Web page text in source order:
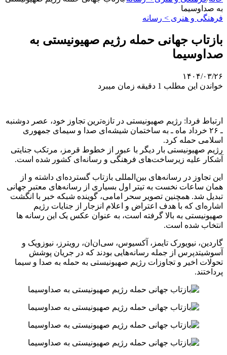
به صداوسیما
فرهنگی و هنری > رسانه
بازتاب جهانی حمله رژیم صهیونیستی به
صداوسیما
۱۴۰۴/۰۳/۲۶
خواندن این مطلب 1 دقیقه زمان میبرد
ارتباط فردا: رژیم صهیونیستی در تازه‌ترین تجاوز خود، عصر دوشنبه
ـ ۲۶ خرداد ماه ـ به ساختمان شیشه‌ای صدا و سیمای جمهوری
اسلامی حمله کرد.
رژیم صهیونیستی بار دیگر با عبور از خطوط قرمز، مرتکب جنایتی
آشکار علیه زیرساخت‌های فرهنگی و رسانه‌ای کشور شده است.
این تجاوز در رسانه‌های بین‌المللی بازتاب گسترده‌ای داشته و از
همان ساعات نخست به تیتر اول بسیاری از رسانه‌های معتبر جهانی
تبدیل شد. همچنین تصویر سحر امامی، گوینده شبکه خبر با انگشت
اشاره‌ای که با هدف اعتراض و اعلام انزجار از جنایات رژیم
صهیونیستی به بالا گرفته است، به عنوان عکس یک این رسانه ها
انتخاب شده است.
گاردین، نیویورک تایمز، آکسیوس، سی‌ان‌ان، رویترز، نیوزویک و
آسوشیتدپرس از جمله رسانه‌هایی بودند که در جریان پوشش
تحولات اخیر و تجاوزات رژیم صهیونیستی به حمله به صدا و سیما
پرداختند.